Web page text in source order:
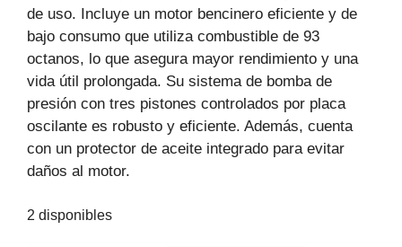
$793.611.$674.569.
de uso. Incluye un motor bencinero eficiente y de
bajo consumo que utiliza combustible de 93
octanos, lo que asegura mayor rendimiento y una
vida útil prolongada. Su sistema de bomba de
presión con tres pistones controlados por placa
oscilante es robusto y eficiente. Además, cuenta
con un protector de aceite integrado para evitar
daños al motor.
2 disponibles